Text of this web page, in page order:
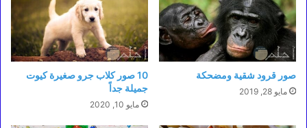
صور قرود شقية ومضحكة
مايو 28, 2019
10 صور كلاب جرو صغيرة كيوت
جميلة جداً
مايو 10, 2020